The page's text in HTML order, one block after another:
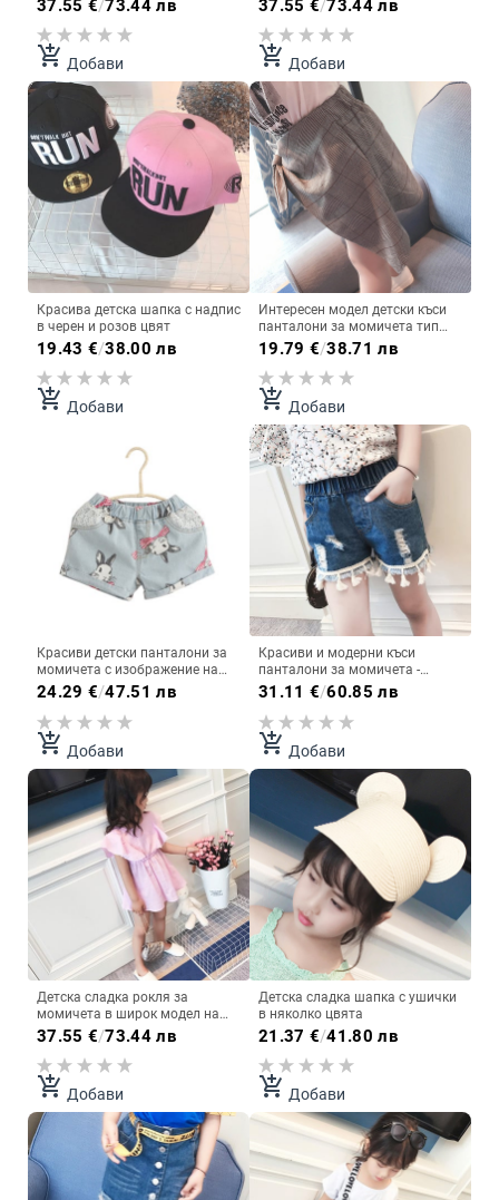
37.55 €/73.44 лв
add_shopping_cart Добави
37.55 €/73.44 лв
add_shopping_cart Добави
Красива детска шапка с надпис
в черен и розов цвят
19.43 €/38.00 лв
add_shopping_cart Добави
Интересен модел детски къси
панталони за момичета тип
пола на каре в кафяв цвят
19.79 €/38.71 лв
add_shopping_cart Добави
Красиви детски панталони за
момичета с изображение на
зайче
24.29 €/47.51 лв
add_shopping_cart Добави
Красиви и модерни къси
панталони за момичета -
ластични
31.11 €/60.85 лв
add_shopping_cart Добави
Детска сладка рокля за
момичета в широк модел на
райе
37.55 €/73.44 лв
add_shopping_cart Добави
Детска сладка шапка с ушички
в няколко цвята
21.37 €/41.80 лв
add_shopping_cart Добави